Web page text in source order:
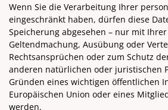
Wenn Sie die Verarbeitung Ihrer
eingeschränkt haben, dürfen diese
Speicherung abgesehen – nur mit
Geltendmachung, Ausübung oder
Rechtsansprüchen oder zum Schutz
anderen natürlichen oder juristischen
Gründen eines wichtigen öffentlichen
Europäischen Union oder eines
werden.